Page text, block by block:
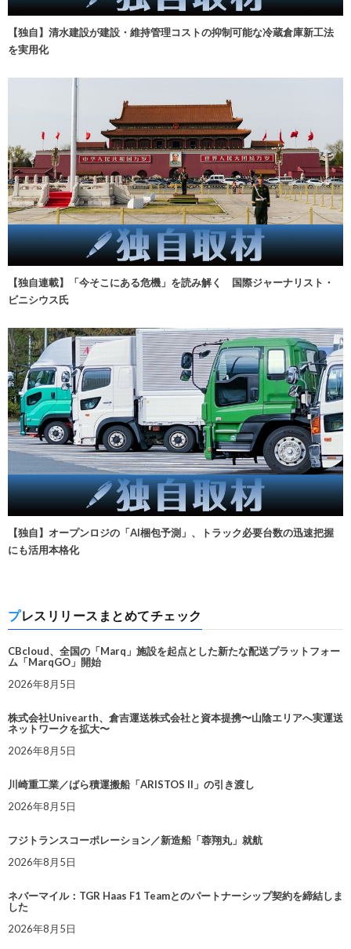
【独自】清水建設が建設・維持管理コストの抑制可能な冷蔵倉庫新工法
を実用化
【独自連載】「今そこにある危機」を読み解く 国際ジャーナリスト・
ビニシウス氏
【独自】オープンロジの「AI梱包予測」、トラック必要台数の迅速把握
にも活用本格化
プレスリリースまとめてチェック
CBcloud、全国の「Marq」施設を起点とした新たな配送プラットフォー
ム「MarqGO」開始
2026年8月5日
株式会社Univearth、倉吉運送株式会社と資本提携〜山陰エリアへ実運送
ネットワークを拡大〜
2026年8月5日
川崎重工業／ばら積運搬船「ARISTOS II」の引き渡し
2026年8月5日
フジトランスコーポレーション／新造船「蓉翔丸」就航
2026年8月5日
ネバーマイル：TGR Haas F1 Teamとのパートナーシップ契約を締結しま
した
2026年8月5日